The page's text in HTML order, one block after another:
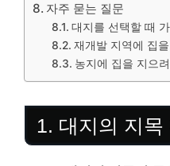
자주 묻는 질문
대지를 선택할 때
재개발 지역에 집
농지에 집을 지으
1. 대지의 지목